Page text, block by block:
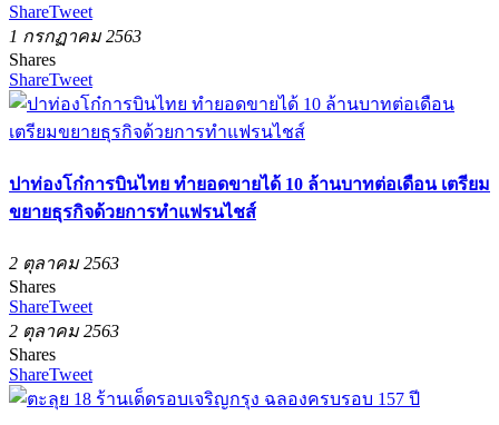
ShareTweet
1 กรกฏาคม 2563
Shares
ShareTweet
ปาท่องโก๋การบินไทย ทำยอดขายได้ 10 ล้านบาทต่อเดือน เตรียม
ขยายธุรกิจด้วยการทำแฟรนไชส์
2 ตุลาคม 2563
Shares
ShareTweet
2 ตุลาคม 2563
Shares
ShareTweet